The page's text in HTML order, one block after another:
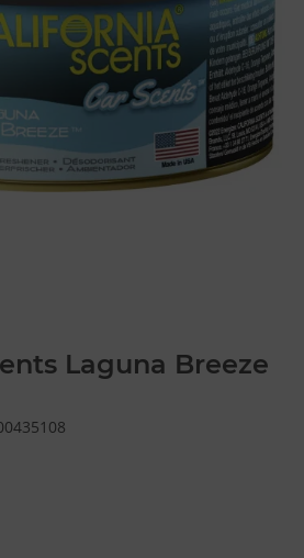
Laguna Breeze